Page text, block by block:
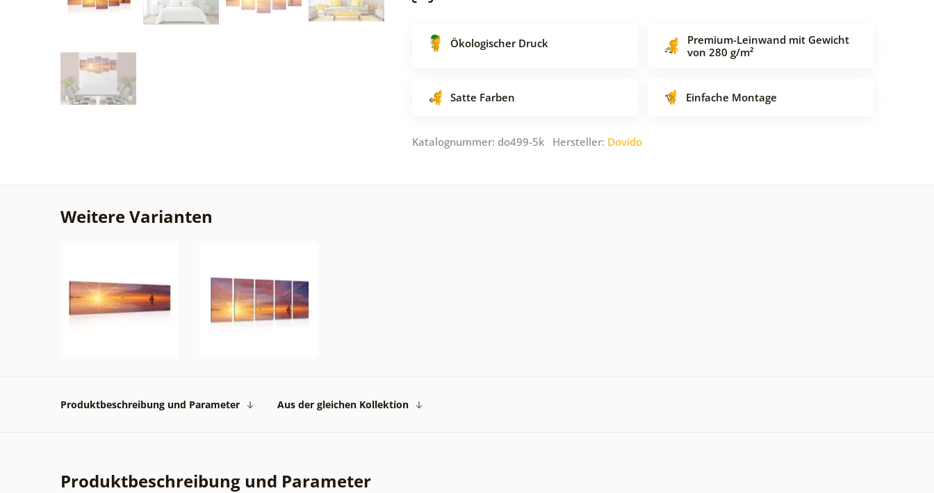
Ökologischer Druck
Premium-Leinwand mit Gewicht
von 280 g/m²
Satte Farben Einfache Montage
Katalognummer: do499-5k Hersteller: Dovido
Weitere Varianten
Produktbeschreibung und Parameter Aus der gleichen Kollektion
Produktbeschreibung und Parameter